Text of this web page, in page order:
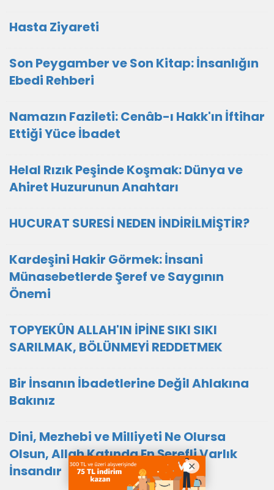
Hasta Ziyareti
Son Peygamber ve Son Kitap: İnsanlığın
Ebedi Rehberi
Namazın Fazileti: Cenâb-ı Hakk'ın İftihar
Ettiği Yüce İbadet
Helal Rızık Peşinde Koşmak: Dünya ve
Ahiret Huzurunun Anahtarı
HUCURAT SURESİ NEDEN İNDİRİLMİŞTİR?
Kardeşini Hakir Görmek: İnsani
Münasebetlerde Şeref ve Saygının
Önemi
TOPYEKÛN ALLAH'IN İPİNE SIKI SIKI
SARILMAK, BÖLÜNMEYİ REDDETMEK
Bir İnsanın İbadetlerine Değil Ahlakına
Bakınız
Dini, Mezhebi ve Milliyeti Ne Olursa
Olsun, Allah Katında En Şerefli Varlık
İnsandır